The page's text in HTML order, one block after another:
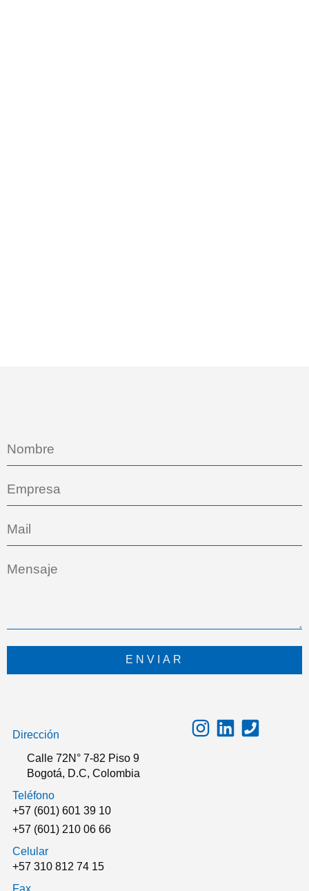
ENVIAR
Dirección
Calle 72N° 7-82 Piso 9
Bogotá, D.C, Colombia
Teléfono
+57 (601) 601 39 10
+57 (601) 210 06 66
Celular
+57 310 812 74 15
Fax